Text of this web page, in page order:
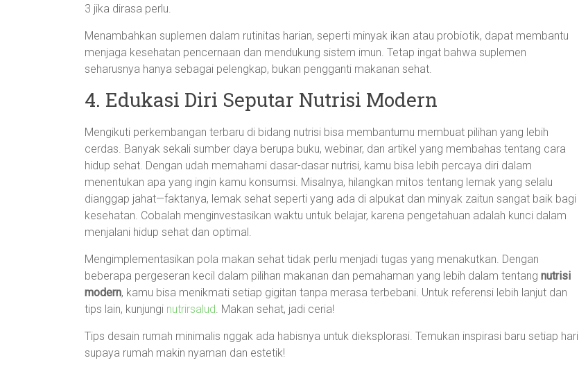
3 jika dirasa perlu.
Menambahkan suplemen dalam rutinitas harian, seperti minyak ikan atau probiotik, dapat membantu
menjaga kesehatan pencernaan dan mendukung sistem imun. Tetap ingat bahwa suplemen
seharusnya hanya sebagai pelengkap, bukan pengganti makanan sehat.
4. Edukasi Diri Seputar Nutrisi Modern
Mengikuti perkembangan terbaru di bidang nutrisi bisa membantumu membuat pilihan yang lebih
cerdas. Banyak sekali sumber daya berupa buku, webinar, dan artikel yang membahas tentang cara
hidup sehat. Dengan udah memahami dasar-dasar nutrisi, kamu bisa lebih percaya diri dalam
menentukan apa yang ingin kamu konsumsi. Misalnya, hilangkan mitos tentang lemak yang selalu
dianggap jahat—faktanya, lemak sehat seperti yang ada di alpukat dan minyak zaitun sangat baik bagi
kesehatan. Cobalah menginvestasikan waktu untuk belajar, karena pengetahuan adalah kunci dalam
menjalani hidup sehat dan optimal.
Mengimplementasikan pola makan sehat tidak perlu menjadi tugas yang menakutkan. Dengan
beberapa pergeseran kecil dalam pilihan makanan dan pemahaman yang lebih dalam tentang nutrisi
modern, kamu bisa menikmati setiap gigitan tanpa merasa terbebani. Untuk referensi lebih lanjut dan
tips lain, kunjungi nutrirsalud. Makan sehat, jadi ceria!
Tips desain rumah minimalis nggak ada habisnya untuk dieksplorasi. Temukan inspirasi baru setiap hari
supaya rumah makin nyaman dan estetik!